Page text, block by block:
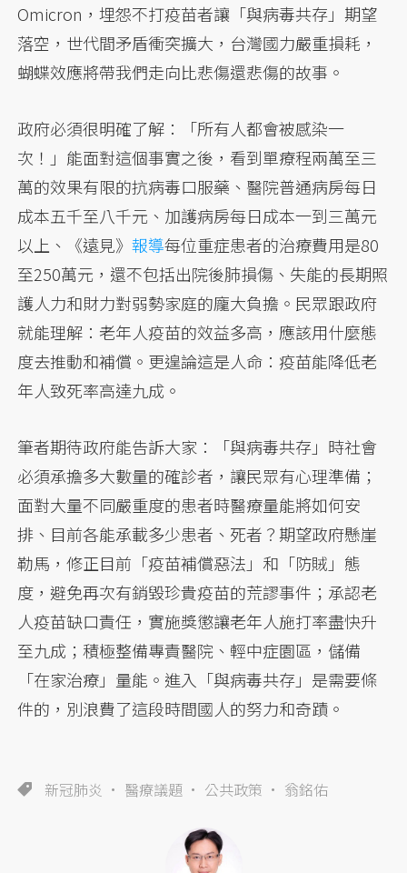
Omicron，埋怨不打疫苗者讓「與病毒共存」期望
落空，世代間矛盾衝突擴大，台灣國力嚴重損耗，
蝴蝶效應將帶我們走向比悲傷還悲傷的故事。
政府必須很明確了解：「所有人都會被感染一
次！」能面對這個事實之後，看到單療程兩萬至三
萬的效果有限的抗病毒口服藥、醫院普通病房每日
成本五千至八千元、加護病房每日成本一到三萬元
以上、《遠見》報導每位重症患者的治療費用是80
至250萬元，還不包括出院後肺損傷、失能的長期照
護人力和財力對弱勢家庭的龐大負擔。民眾跟政府
就能理解：老年人疫苗的效益多高，應該用什麼態
度去推動和補償。更遑論這是人命：疫苗能降低老
年人致死率高達九成。
筆者期待政府能告訴大家：「與病毒共存」時社會
必須承擔多大數量的確診者，讓民眾有心理準備；
面對大量不同嚴重度的患者時醫療量能將如何安
排、目前各能承載多少患者、死者？期望政府懸崖
勒馬，修正目前「疫苗補償惡法」和「防賊」態
度，避免再次有銷毀珍貴疫苗的荒謬事件；承認老
人疫苗缺口責任，實施獎懲讓老年人施打率盡快升
至九成；積極整備專責醫院、輕中症園區，儲備
「在家治療」量能。進入「與病毒共存」是需要條
件的，別浪費了這段時間國人的努力和奇蹟。
新冠肺炎 醫療議題 公共政策 翁銘佑